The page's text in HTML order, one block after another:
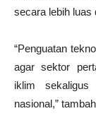
secara lebih luas
“Penguatan
agar sektor
iklim sekaligus
nasional,”